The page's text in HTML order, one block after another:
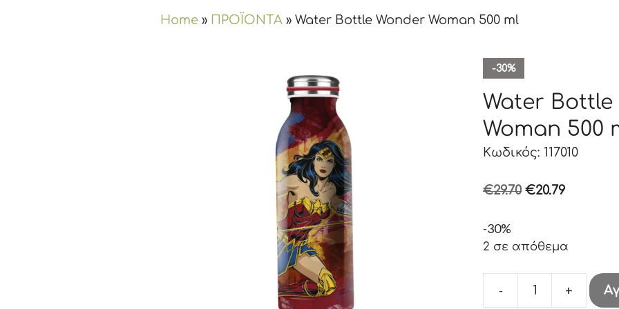
Home » ΠΡΟΪΟΝΤΑ » Water Bottle Wonder Woman 500 ml
-30%
Water Bottle
Woman 500
Κωδικός: 117010
€29.70 Original
€29.70.
€20.79Η
είναι:
-30%
2 σε απόθεμα
- +